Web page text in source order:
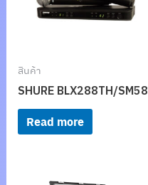
สินค้า
SHURE BLX288TH/SM58
Read more